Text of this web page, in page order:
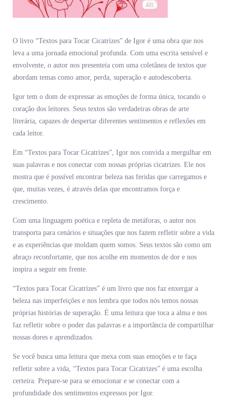
O livro “Textos para Tocar Cicatrizes” de Igor é uma obra que nos
leva a uma jornada emocional profunda. Com uma escrita sensível e
envolvente, o autor nos presenteia com uma coletânea de textos que
abordam temas como amor, perda, superação e autodescoberta.
Igor tem o dom de expressar as emoções de forma única, tocando o
coração dos leitores. Seus textos são verdadeiras obras de arte
literária, capazes de despertar diferentes sentimentos e reflexões em
cada leitor.
Em “Textos para Tocar Cicatrizes”, Igor nos convida a mergulhar em
suas palavras e nos conectar com nossas próprias cicatrizes. Ele nos
mostra que é possível encontrar beleza nas feridas que carregamos e
que, muitas vezes, é através delas que encontramos força e
crescimento.
Com uma linguagem poética e repleta de metáforas, o autor nos
transporta para cenários e situações que nos fazem refletir sobre a vida
e as experiências que moldam quem somos. Seus textos são como um
abraço reconfortante, que nos acolhe em momentos de dor e nos
inspira a seguir em frente.
“Textos para Tocar Cicatrizes” é um livro que nos faz enxergar a
beleza nas imperfeições e nos lembra que todos nós temos nossas
próprias histórias de superação. É uma leitura que toca a alma e nos
faz refletir sobre o poder das palavras e a importância de compartilhar
nossas dores e aprendizados.
Se você busca uma leitura que mexa com suas emoções e te faça
refletir sobre a vida, “Textos para Tocar Cicatrizes” é uma escolha
certeira. Prepare-se para se emocionar e se conectar com a
profundidade dos sentimentos expressos por Igor.